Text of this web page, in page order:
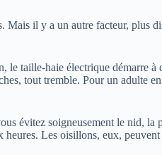
Mais il y a un autre facteur, plus
le taille-haie électrique démarre à
tout tremble. Pour un adulte
évitez soigneusement le nid, la
Les oisillons, eux,